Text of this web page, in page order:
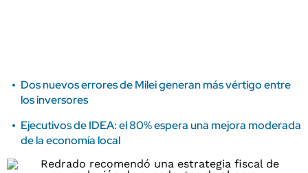
Dos nuevos errores de Milei generan más vértigo entre
los inversores
Ejecutivos de IDEA: el 80% espera una mejora moderada
de la economía local